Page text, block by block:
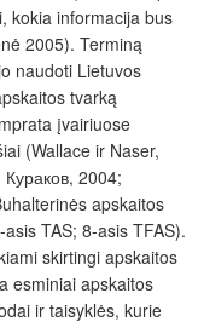
kokia informacija bus
2005). Terminą
naudoti Lietuvos
tvarką
įvairiuose
(Wallace ir Naser,
2004;
apskaitos
TAS; 8-asis TFAS).
skirtingi apskaitos
esminiai apskaitos
ir taisyklės, kurie